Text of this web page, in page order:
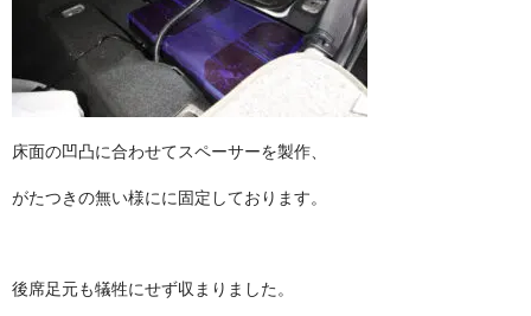
床面の凹凸に合わせてスペーサーを製作、
がたつきの無い様にに固定しております。
後席足元も犠牲にせず収まりました。